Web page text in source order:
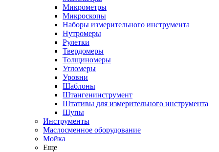
Микрометры
Микроскопы
Наборы измерительного инструмента
Нутромеры
Рулетки
Твердомеры
Толщиномеры
Угломеры
Уровни
Шаблоны
Штангенинструмент
Штативы для измерительного инструмента
Щупы
Инструменты
Маслосменное оборудование
Мойка
Еще